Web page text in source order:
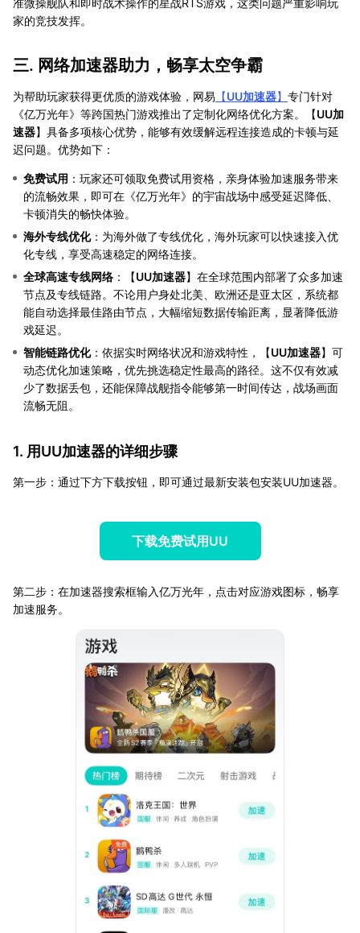
准微操舰队和即时战术操作的星战RTS游戏，这类问题严重影响玩
家的竞技发挥。
三. 网络加速器助力，畅享太空争霸
为帮助玩家获得更优质的游戏体验，网易 【UU加速器】 专门针对
《亿万光年》等跨国热门游戏推出了定制化网络优化方案。【UU加
速器】具备多项核心优势，能够有效缓解远程连接造成的卡顿与延
迟问题。优势如下：
免费试用 ：玩家还可领取免费试用资格，亲身体验加速服务带来
的流畅效果，即可在《亿万光年》的宇宙战场中感受延迟降低、
卡顿消失的畅快体验。
海外专线优化：为海外做了专线优化，海外玩家可以快速接入优
化专线，享受高速稳定的网络连接。
全球高速专线网络 ：【UU加速器】在全球范围内部署了众多加速
节点及专线链路。不论用户身处北美、欧洲还是亚太区，系统都
能自动选择最佳路由节点，大幅缩短数据传输距离，显著降低游
戏延迟。
智能链路优化：依据实时网络状况和游戏特性，【UU加速器】可
动态优化加速策略，优先挑选稳定性最高的路径。这不仅有效减
少了数据丢包，还能保障战舰指令能够第一时间传达，战场画面
流畅无阻。
1. 用UU加速器的详细步骤
第一步：通过下方下载按钮，即可通过最新安装包安装UU加速器。
下载免费试用UU
第二步：在加速器搜索框输入亿万光年，点击对应游戏图标，畅享
加速服务。